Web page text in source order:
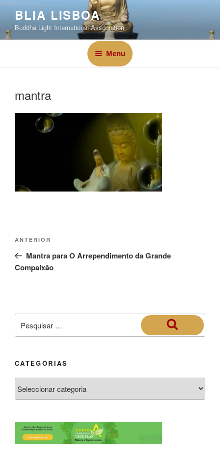
BLIA LISBOA
Buddha Light International Association
Menu
mantra
ANTERIOR
Mantra para O Arrependimento da Grande
Compaixão
CATEGORIAS